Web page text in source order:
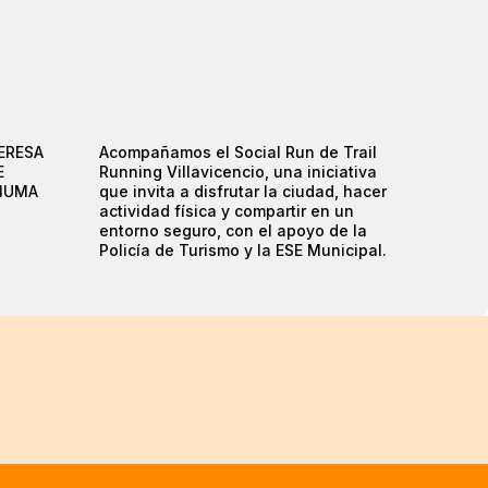
Acompañamos el Social Run de Trail
Running Villavicencio, una iniciativa
que invita a disfrutar la ciudad, hacer
actividad física y compartir en un
entorno seguro, con el apoyo de la
Policía de Turismo y la ESE Municipal.